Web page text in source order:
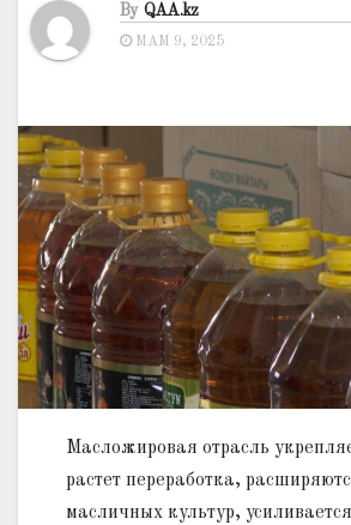
By QAA.kz
МАМ 9, 2025
Масложировая отрасль
растет переработка,
масличных культур,